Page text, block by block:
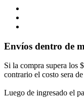
Envíos dentro de
Si la compra supera los
contrario el costo sera
Luego de ingresado el